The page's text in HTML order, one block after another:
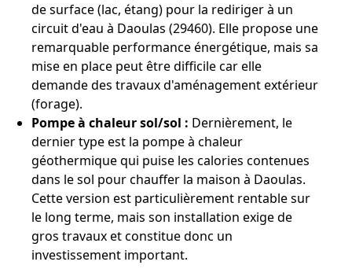
de surface (lac, étang) pour la rediriger à un
circuit d'eau à Daoulas (29460). Elle propose une
remarquable performance énergétique, mais sa
mise en place peut être difficile car elle
demande des travaux d'aménagement extérieur
(forage).
Pompe à chaleur sol/sol : Dernièrement, le
dernier type est la pompe à chaleur
géothermique qui puise les calories contenues
dans le sol pour chauffer la maison à Daoulas.
Cette version est particulièrement rentable sur
le long terme, mais son installation exige de
gros travaux et constitue donc un
investissement important.